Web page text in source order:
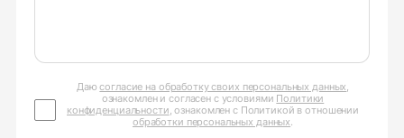
Даюсогласие на обработку своих персональных данных,
ознакомлен и согласен с условиями Политики
конфиденциальности, ознакомлен с Политикой в отношении
обработки персональных данных.